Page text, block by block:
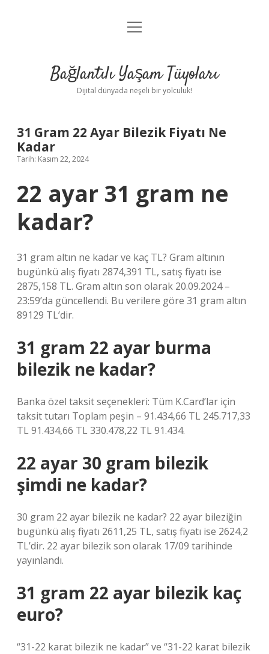
Anasayfa
Yasal Uyarı
menüyü
Bağlantılı Yaşam Tüyoları
Dijital dünyada neşeli bir yolculuk!
31 Gram 22 Ayar Bilezik Fiyatı Ne
Kadar
Tarih: Kasım 22, 2024
22 ayar 31 gram ne
kadar?
31 gram altın ne kadar ve kaç TL? Gram altının
bugünkü alış fiyatı 2874,391 TL, satış fiyatı ise
2875,158 TL. Gram altın son olarak 20.09.2024 –
23:59’da güncellendi. Bu verilere göre 31 gram altın
89129 TL’dir.
31 gram 22 ayar burma
bilezik ne kadar?
Banka özel taksit seçenekleri: Tüm K.Card’lar için
taksit tutarı Toplam peşin – 91.434,66 TL 245.717,33
TL 91.434,66 TL 330.478,22 TL 91.434.
22 ayar 30 gram bilezik
şimdi ne kadar?
30 gram 22 ayar bilezik ne kadar? 22 ayar bileziğin
bugünkü alış fiyatı 2611,25 TL, satış fiyatı ise 2624,2
TL’dir. 22 ayar bilezik son olarak 17/09 tarihinde
yayınlandı.
31 gram 22 ayar bilezik kaç
euro?
“31-22 karat bilezik ne kadar” ve “31-22 karat bilezik